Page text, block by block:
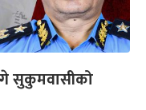
सुकुमवासीको